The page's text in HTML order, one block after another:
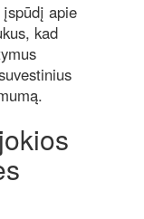
apie
kad